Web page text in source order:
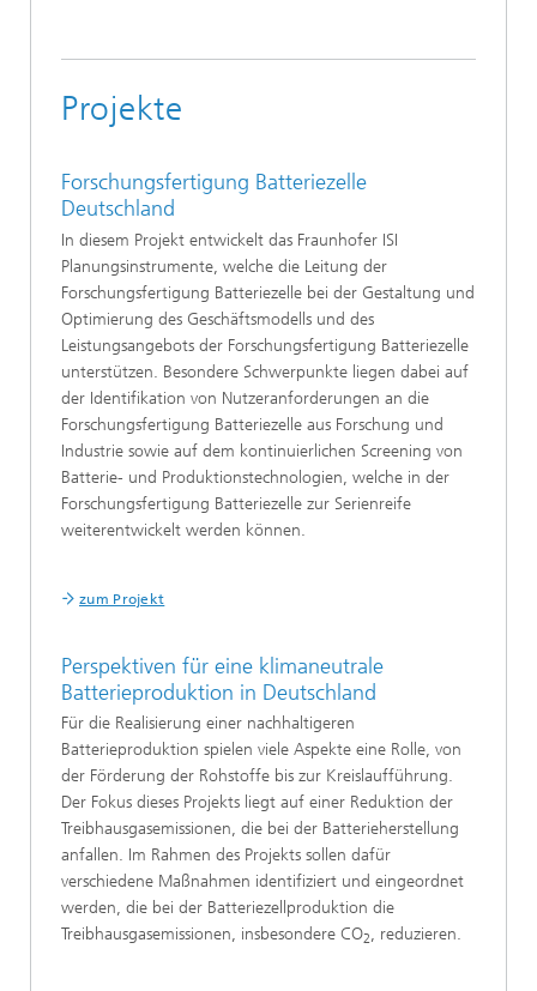
Projekte
Forschungsfertigung Batteriezelle
Deutschland
In diesem Projekt entwickelt das Fraunhofer ISI
Planungsinstrumente, welche die Leitung der
Forschungsfertigung Batteriezelle bei der Gestaltung und
Optimierung des Geschäftsmodells und des
Leistungsangebots der Forschungsfertigung Batteriezelle
unterstützen. Besondere Schwerpunkte liegen dabei auf
der Identifikation von Nutzeranforderungen an die
Forschungsfertigung Batteriezelle aus Forschung und
Industrie sowie auf dem kontinuierlichen Screening von
Batterie- und Produktionstechnologien, welche in der
Forschungsfertigung Batteriezelle zur Serienreife
weiterentwickelt werden können.
zum Projekt
Perspektiven für eine klimaneutrale
Batterieproduktion in Deutschland
Für die Realisierung einer nachhaltigeren
Batterieproduktion spielen viele Aspekte eine Rolle, von
der Förderung der Rohstoffe bis zur Kreislaufführung.
Der Fokus dieses Projekts liegt auf einer Reduktion der
Treibhausgasemissionen, die bei der Batterieherstellung
anfallen. Im Rahmen des Projekts sollen dafür
verschiedene Maßnahmen identifiziert und eingeordnet
werden, die bei der Batteriezellproduktion die
Treibhausgasemissionen, insbesondere CO2, reduzieren.